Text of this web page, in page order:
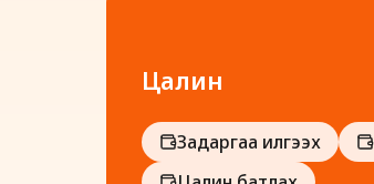
Цалин
Задаргаа илгээх